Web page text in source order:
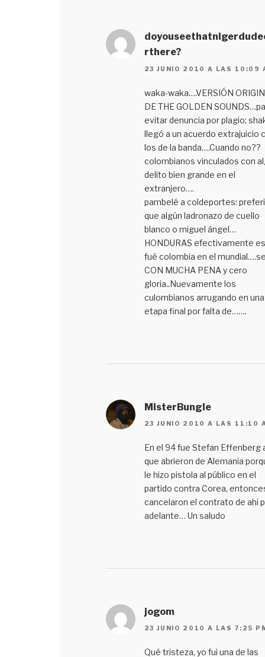
rthere?
23 JUNIO 2010 A LAS 10:09
waka-waka….VERSIÓN
DE THE GOLDEN
evitar denuncia por plagio;
llegó a un acuerdo extrajuicio
los de la banda….Cuando no??
colombianos vinculados con
delito bien grande en el
extranjero….
pambelé a coldeportes:
que algún ladronazo de cuello
blanco o miguel ángel…
HONDURAS efectivamente
fué colombia en el
CON MUCHA PENA y cero
gloria..Nuevamente los
culombianos arrugando en una
etapa final por falta de…….
MisterBungle
23 JUNIO 2010 A LAS 11:10
En el 94 fue Stefan Effenberg
que abrieron de Alemania
le hizo pistola al público en el
partido contra Corea,
cancelaron el contrato de ahi
adelante… Un saludo
jogom
23 JUNIO 2010 A LAS 7:25
Qué tristeza, yo fui una de las